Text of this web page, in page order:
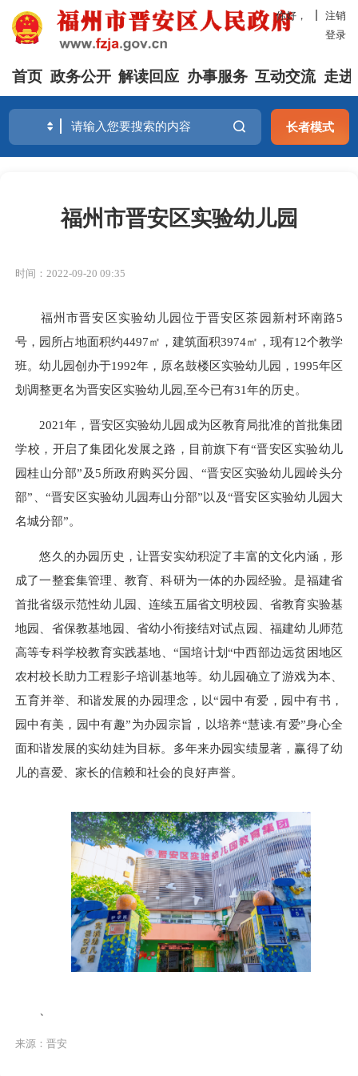
你好，
注销
登录
首页 政务公开 解读回应 办事服务 互动交流 走进
长者模式
福州市晋安区实验幼儿园
时间：2022-09-20 09:35
福州市晋安区实验幼儿园位于晋安区茶园新村环南路5
号，园所占地面积约4497㎡，建筑面积3974㎡，现有12个教学
班。幼儿园创办于1992年，原名鼓楼区实验幼儿园，1995年区
划调整更名为晋安区实验幼儿园,至今已有31年的历史。
2021年，晋安区实验幼儿园成为区教育局批准的首批集团
学校，开启了集团化发展之路，目前旗下有“晋安区实验幼儿
园桂山分部”及5所政府购买分园、“晋安区实验幼儿园岭头分
部”、“晋安区实验幼儿园寿山分部”以及“晋安区实验幼儿园大
名城分部”。
悠久的办园历史，让晋安实幼积淀了丰富的文化内涵，形
成了一整套集管理、教育、科研为一体的办园经验。是福建省
首批省级示范性幼儿园、连续五届省文明校园、省教育实验基
地园、省保教基地园、省幼小衔接结对试点园、福建幼儿师范
高等专科学校教育实践基地、“国培计划“中西部边远贫困地区
农村校长助力工程影子培训基地等。幼儿园确立了游戏为本、
五育并举、和谐发展的办园理念，以“园中有爱，园中有书，
园中有美，园中有趣”为办园宗旨，以培养“慧读.有爱”身心全
面和谐发展的实幼娃为目标。多年来办园实绩显著，赢得了幼
儿的喜爱、家长的信赖和社会的良好声誉。
来源：晋安